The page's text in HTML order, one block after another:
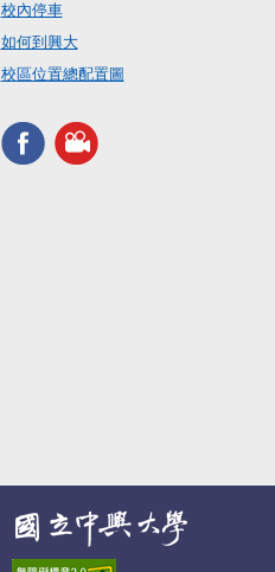
校內停車
如何到興大
校區位置總配置圖